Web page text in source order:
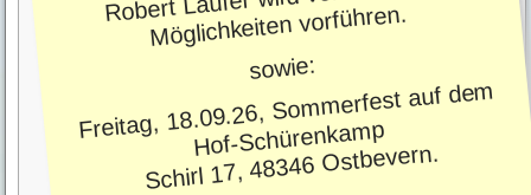
Möglichkeiten vorführen.
sowie:
Freitag, 18.09.26, Sommerfest auf dem
Hof-Schürenkamp
Schirl 17, 48346 Ostbevern.